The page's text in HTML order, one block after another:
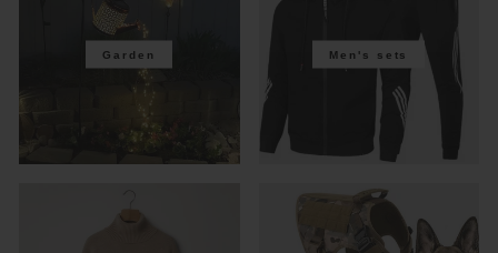
Garden Men's sets